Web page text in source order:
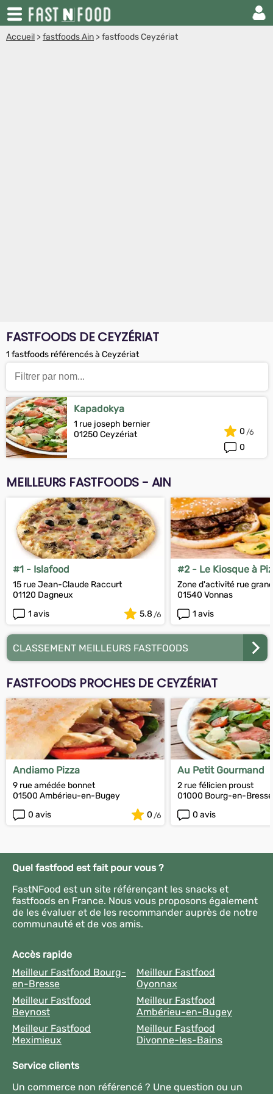
Accueil >fastfoods Ain >fastfoods Ceyzériat
FASTFOODS DE CEYZÉRIAT
1 fastfoods référencés à Ceyzériat
Kapadokya
1 rue joseph bernier
01250 Ceyzériat
0
0
MEILLEURS FASTFOODS - AIN
#1 - Islafood
15 rue Jean-Claude Raccurt
01120 Dagneux
1 avis
5.8
#2 - Le Kiosque à
Zone d'activité rue
01540 Vonnas
1 avis
CLASSEMENT MEILLEURS FASTFOODS
FASTFOODS PROCHES DE CEYZÉRIAT
Andiamo Pizza
9 rue amédée bonnet
01500 Ambérieu-en-Bugey
0 avis
0
Au Petit Gourmand
2 rue félicien proust
01000 Bourg-en-Bresse
0 avis
Quel fastfood est fait pour vous ?
FastNFood est un site référençant les snacks et
fastfoods en France. Nous vous proposons également
de les évaluer et de les recommander auprès de notre
communauté et de vos amis.
Accès rapide
Meilleur Fastfood Bourg-
en-Bresse
Meilleur Fastfood
Oyonnax
Meilleur Fastfood
Beynost
Meilleur Fastfood
Ambérieu-en-Bugey
Meilleur Fastfood
Meximieux
Meilleur Fastfood
Divonne-les-Bains
Service clients
Un commerce non référencé ? Une question ou un